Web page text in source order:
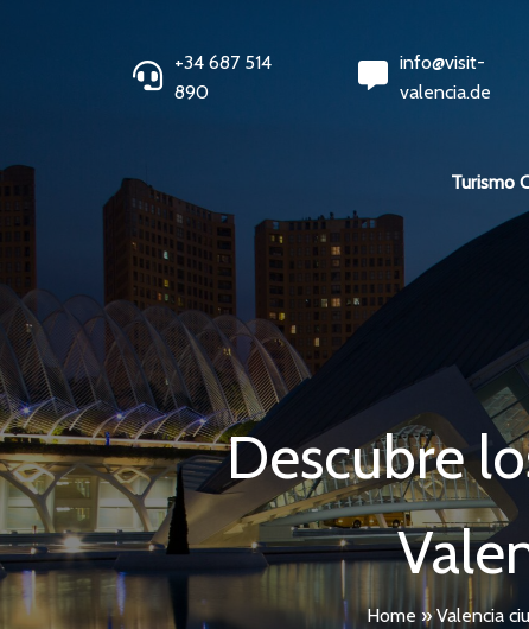
+34 687 514
890
info@visit-
valencia.de
Turismo
Descubre
Home »Valencia